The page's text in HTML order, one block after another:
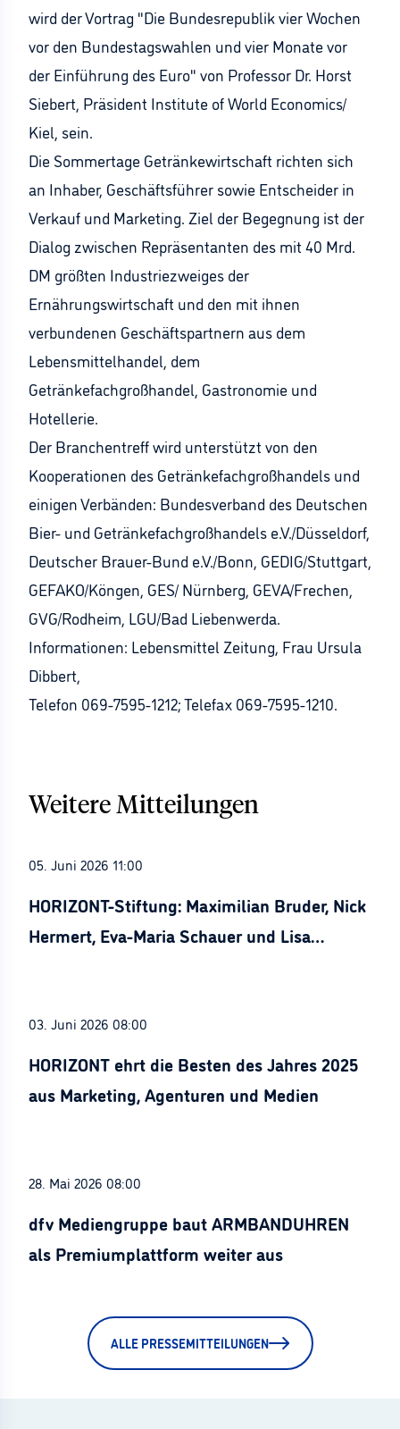
wird der Vortrag "Die Bundesrepublik vier Wochen
vor den Bundestagswahlen und vier Monate vor
der Einführung des Euro" von Professor Dr. Horst
Siebert, Präsident Institute of World Economics/
Kiel, sein.
Die Sommertage Getränkewirtschaft richten sich
an Inhaber, Geschäftsführer sowie Entscheider in
Verkauf und Marketing. Ziel der Begegnung ist der
Dialog zwischen Repräsentanten des mit 40 Mrd.
DM größten Industriezweiges der
Ernährungswirtschaft und den mit ihnen
verbundenen Geschäftspartnern aus dem
Lebensmittelhandel, dem
Getränkefachgroßhandel, Gastronomie und
Hotellerie.
Der Branchentreff wird unterstützt von den
Kooperationen des Getränkefachgroßhandels und
einigen Verbänden: Bundesverband des Deutschen
Bier- und Getränkefachgroßhandels e.V./Düsseldorf,
Deutscher Brauer-Bund e.V./Bonn, GEDIG/Stuttgart,
GEFAKO/Köngen, GES/ Nürnberg, GEVA/Frechen,
GVG/Rodheim, LGU/Bad Liebenwerda.
Informationen: Lebensmittel Zeitung, Frau Ursula
Dibbert,
Telefon 069-7595-1212; Telefax 069-7595-1210.
Weitere Mitteilungen
05. Juni 2026 11:00
HORIZONT-Stiftung: Maximilian Bruder, Nick
Hermert, Eva-Maria Schauer und Lisa
03. Juni 2026 08:00
HORIZONT ehrt die Besten des Jahres 2025
aus Marketing, Agenturen und Medien
28. Mai 2026 08:00
dfv Mediengruppe baut ARMBANDUHREN
als Premiumplattform weiter aus
ALLE PRESSEMITTEILUNGEN